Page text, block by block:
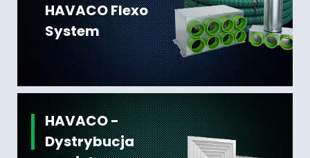
HAVACO Flexo
System
HAVACO -
Dystrybucja